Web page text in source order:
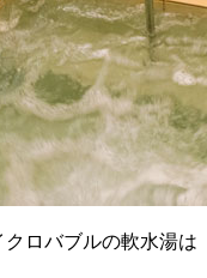
ロバブルの軟水湯は